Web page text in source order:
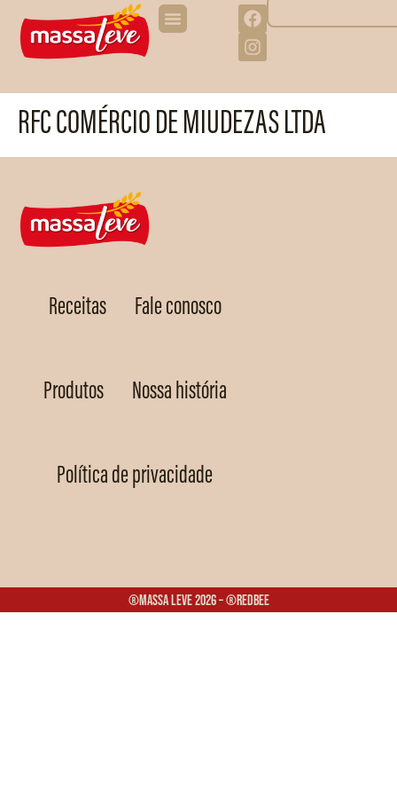
RFC COMÉRCIO DE MIUDEZAS LTDA
Receitas Fale conosco
Produtos Nossa história
Política de privacidade
®Massa Leve 2026 – ®Redbee